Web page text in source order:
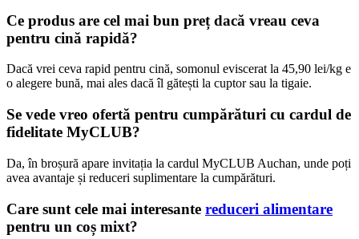
Ce produs are cel mai bun preț dacă vreau ceva
pentru cină rapidă?
Dacă vrei ceva rapid pentru cină, somonul eviscerat la 45,90 lei/kg e
o alegere bună, mai ales dacă îl gătești la cuptor sau la tigaie.
Se vede vreo ofertă pentru cumpărături cu cardul de
fidelitate MyCLUB?
Da, în broșură apare invitația la cardul MyCLUB Auchan, unde poți
avea avantaje și reduceri suplimentare la cumpărături.
Care sunt cele mai interesante reduceri alimentare
pentru un coș mixt?